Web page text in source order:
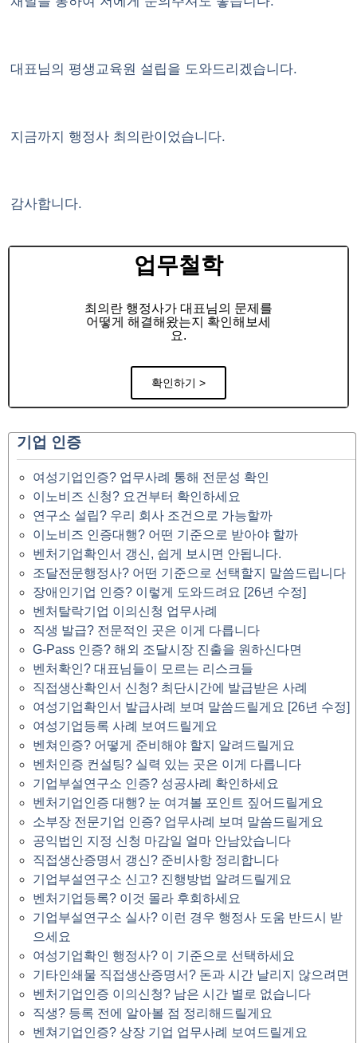
대표님의 평생교육원 설립을 도와드리겠습니다.
지금까지 행정사 최의란이었습니다.
감사합니다.
업무철학
최의란 행정사가 대표님의 문제를
어떻게 해결해왔는지 확인해보세
요.
확인하기 >
기업 인증
여성기업인증? 업무사례 통해 전문성 확인
이노비즈 신청? 요건부터 확인하세요
연구소 설립? 우리 회사 조건으로 가능할까
이노비즈 인증대행? 어떤 기준으로 받아야 할까
벤처기업확인서 갱신, 쉽게 보시면 안됩니다.
조달전문행정사? 어떤 기준으로 선택할지 말씀드립니다
장애인기업 인증? 이렇게 도와드려요 [26년 수정]
벤처탈락기업 이의신청 업무사례
직생 발급? 전문적인 곳은 이게 다릅니다
G-Pass 인증? 해외 조달시장 진출을 원하신다면
벤처확인? 대표님들이 모르는 리스크들
직접생산확인서 신청? 최단시간에 발급받은 사례
여성기업확인서 발급사례 보며 말씀드릴게요 [26년 수정]
여성기업등록 사례 보여드릴게요
벤쳐인증? 어떻게 준비해야 할지 알려드릴게요
벤처인증 컨설팅? 실력 있는 곳은 이게 다릅니다
기업부설연구소 인증? 성공사례 확인하세요
벤처기업인증 대행? 눈 여겨볼 포인트 짚어드릴게요
소부장 전문기업 인증? 업무사례 보며 말씀드릴게요
공익법인 지정 신청 마감일 얼마 안남았습니다
직접생산증명서 갱신? 준비사항 정리합니다
기업부설연구소 신고? 진행방법 알려드릴게요
벤처기업등록? 이것 몰라 후회하세요
기업부설연구소 실사? 이런 경우 행정사 도움 반드시 받
으세요
여성기업확인 행정사? 이 기준으로 선택하세요
기타인쇄물 직접생산증명서? 돈과 시간 날리지 않으려면
벤처기업인증 이의신청? 남은 시간 별로 없습니다
직생? 등록 전에 알아볼 점 정리해드릴게요
벤쳐기업인증? 상장 기업 업무사례 보여드릴게요